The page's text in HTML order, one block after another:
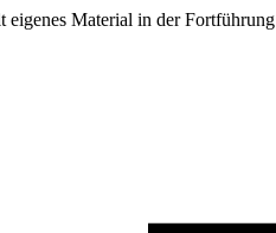
eigenes Material in der